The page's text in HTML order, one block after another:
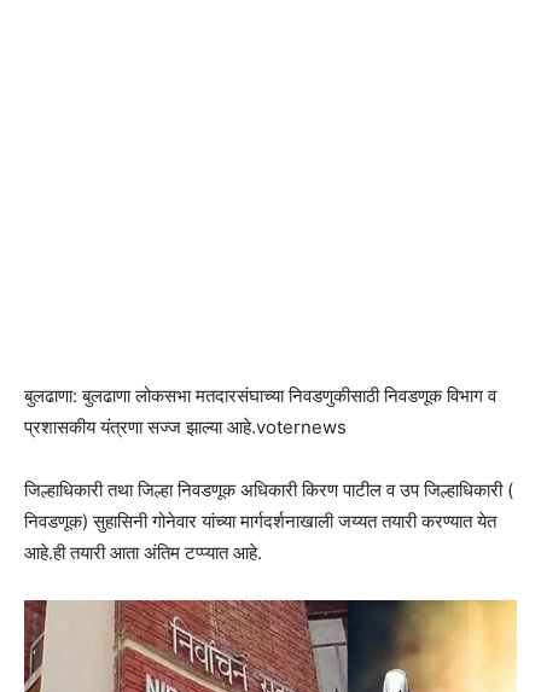
बुलढाणा: बुलढाणा लोकसभा मतदारसंघाच्या निवडणुकीसाठी निवडणूक विभाग व
प्रशासकीय यंत्रणा सज्ज झाल्या आहे.voternews
जिल्हाधिकारी तथा जिल्हा निवडणूक अधिकारी किरण पाटील व उप जिल्हाधिकारी (
निवडणूक) सुहासिनी गोनेवार यांच्या मार्गदर्शनाखाली जय्यत तयारी करण्यात येत
आहे.ही तयारी आता अंतिम टप्प्यात आहे.